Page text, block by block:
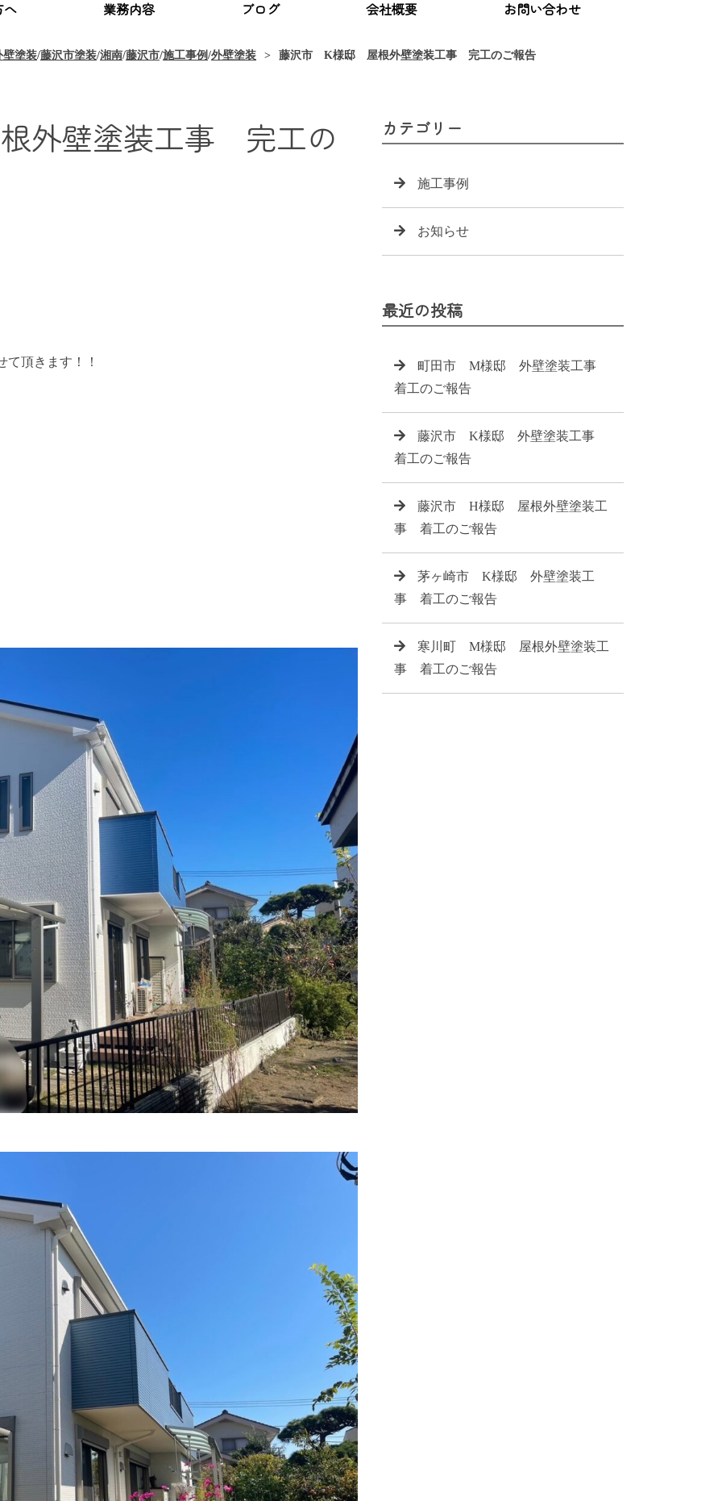
へ 業務内容 ブログ 会社概要 お問い合わせ
壁塗装/藤沢市塗装/湘南/藤沢市/施工事例/外壁塗装 藤沢市 K様邸 屋根外壁塗装工事 完工のご報告
外壁塗装工事 完工の
頂きます！！
カテゴリー
施工事例
お知らせ
最近の投稿
町田市 M様邸 外壁塗装工事
着工のご報告
藤沢市 K様邸 外壁塗装工事
着工のご報告
藤沢市 H様邸 屋根外壁塗装工
事 着工のご報告
茅ヶ崎市 K様邸 外壁塗装工
事 着工のご報告
寒川町 M様邸 屋根外壁塗装工
事 着工のご報告